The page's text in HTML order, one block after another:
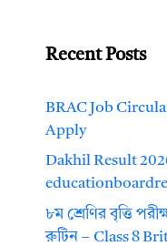
Recent Posts
BRAC Job
Apply
Dakhil Result
৮ম শ্রেণির বৃত্তি
রুটিন – Class 8